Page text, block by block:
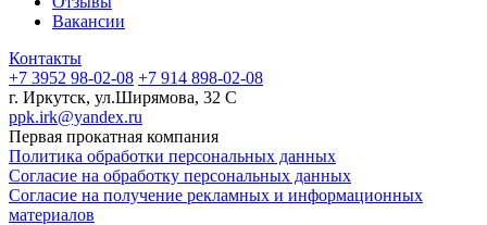
Вакансии
Контакты
+7 3952 98-02-08 +7 914 898-02-08
г. Иркутск, ул.Ширямова, 32 С
ppk.irk@yandex.ru
Первая прокатная компания
Политика обработки персональных данных
Согласие на обработку персональных данных
Согласие на получение рекламных и информационных
материалов